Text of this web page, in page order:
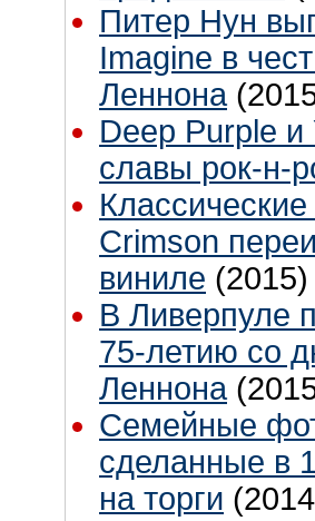
Питер Нун
Imagine в
Леннона
Deep Purple и
славы рок-н-
Crimson
виниле (2015)
В Ливерпуле
75-летию со
Леннона
Семейные
сделанные в
на торги